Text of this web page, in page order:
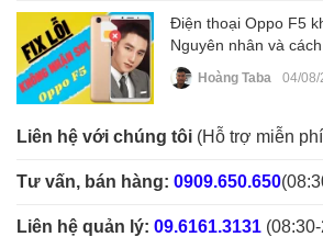
Điện thoại Oppo F5
Nguyên nhân và
Hoàng Taba 04/08/
Liên hệ với chúng tôi (Hỗ trợ miễn
Tư vấn, bán hàng: 0909.650.650
Liên hệ quản lý: 09.6161.3131